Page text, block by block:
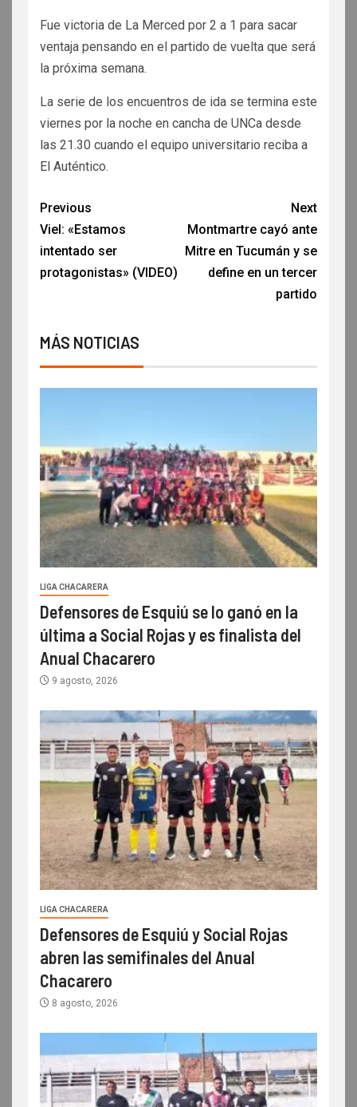
Fue victoria de La Merced por 2 a 1 para sacar
ventaja pensando en el partido de vuelta que será
la próxima semana.
La serie de los encuentros de ida se termina este
viernes por la noche en cancha de UNCa desde
las 21.30 cuando el equipo universitario reciba a
El Auténtico.
Previous
Viel: «Estamos
intentado ser
protagonistas» (VIDEO)
Next
Montmartre cayó ante
Mitre en Tucumán y se
define en un tercer
partido
MÁS NOTICIAS
LIGA CHACARERA
Defensores de Esquiú se lo ganó en la
última a Social Rojas y es finalista del
Anual Chacarero
9 agosto, 2026
LIGA CHACARERA
Defensores de Esquiú y Social Rojas
abren las semifinales del Anual
Chacarero
8 agosto, 2026